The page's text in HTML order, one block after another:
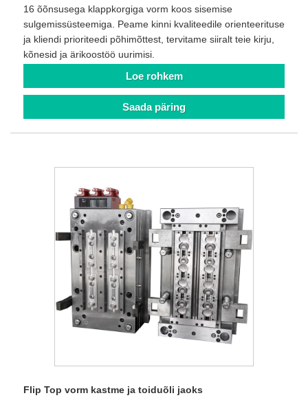
16 õõnsusega klappkorgiga vorm koos sisemise
sulgemissüsteemiga. Peame kinni kvaliteedile orienteerituse
ja kliendi prioriteedi põhimõttest, tervitame siiralt teie kirju,
kõnesid ja ärikoostöö uurimisi.
Loe rohkem
Saada päring
Flip Top vorm kastme ja toiduõli jaoks